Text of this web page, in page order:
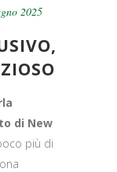
2025
di New
più di